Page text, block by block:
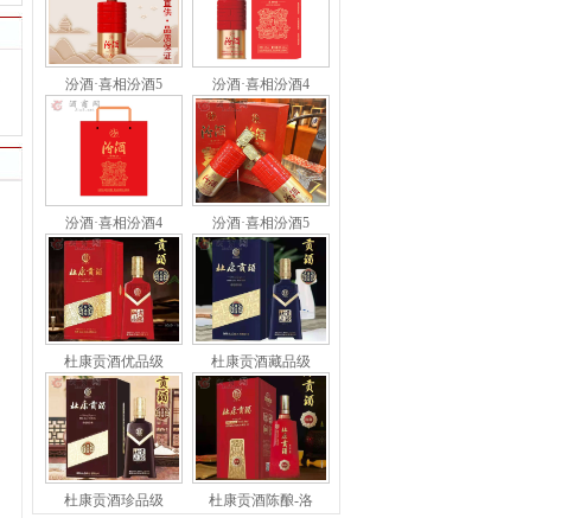
汾酒·喜相汾酒5 汾酒·喜相汾酒4
汾酒·喜相汾酒4 汾酒·喜相汾酒5
杜康贡酒优品级 杜康贡酒藏品级
杜康贡酒珍品级 杜康贡酒陈酿-洛